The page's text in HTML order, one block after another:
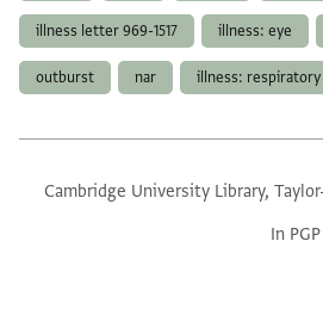
illness: eye
illness letter 969-1517
illness: respiratory
nar
outburst
Cambridge University Library,
In